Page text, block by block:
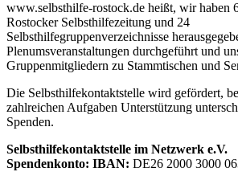
www.selbsthilfe-rostock.de heißt, wir haben
Rostocker Selbsthilfezeitung und 24
Selbsthilfegruppenverzeichnisse
Plenumsveranstaltungen durchgeführt und
Gruppenmitgliedern zu Stammtischen und
Die Selbsthilfekontaktstelle wird gefördert,
zahlreichen Aufgaben Unterstützung
Spenden.
Selbsthilfekontaktstelle im Netzwerk e.V.
Spendenkonto: IBAN: DE26 2000 3000